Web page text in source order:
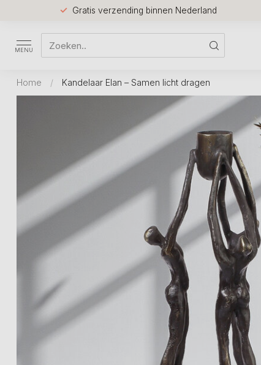
Gratis verzending binnen Nederland
MENU
Home / Kandelaar Elan – Samen licht dragen